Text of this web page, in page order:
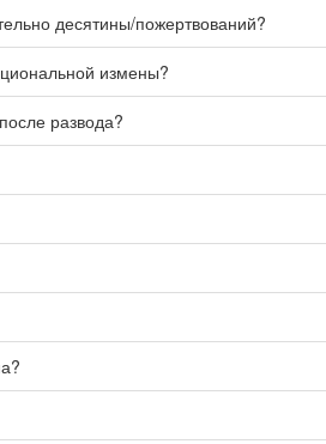
десятины/пожертвований?
измены?
развода?